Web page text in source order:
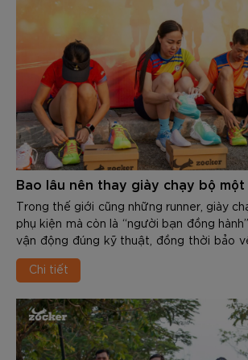
Bao lâu nên thay giày chạy bộ một
Trong thế giới cũng những runner, giày
phụ kiện mà còn là “người bạn đồng
vận động đúng kỹ thuật, đồng thời bảo
cổ chân, khớp hàng và cột sống. Tuy
đều có độ bền và tuổi thọ nhất định. Việc
nhân gây ra các chấn thương nghiêm
gan chân, đau cẳng chân, viêm khớp…
Chi tiết